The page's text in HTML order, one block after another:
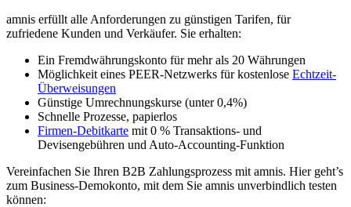
amnis erfüllt alle Anforderungen zu günstigen Tarifen, für
zufriedene Kunden und Verkäufer. Sie erhalten:
Ein Fremdwährungskonto für mehr als 20 Währungen
Möglichkeit eines PEER-Netzwerks für kostenlose Echtzeit-
Überweisungen
Günstige Umrechnungskurse (unter 0,4%)
Schnelle Prozesse, papierlos
Firmen-Debitkarte mit 0 % Transaktions- und
Devisengebühren und Auto-Accounting-Funktion
Vereinfachen Sie Ihren B2B Zahlungsprozess mit amnis. Hier geht’s
zum Business-Demokonto, mit dem Sie amnis unverbindlich testen
können: